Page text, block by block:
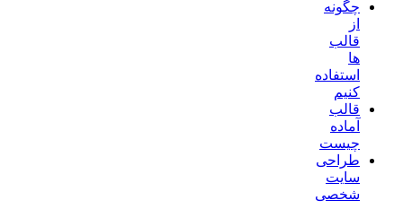
چگونه
از
قالب
ها
استفاده
کنیم
قالب
آماده
چیست
طراحی
سایت
شخصی